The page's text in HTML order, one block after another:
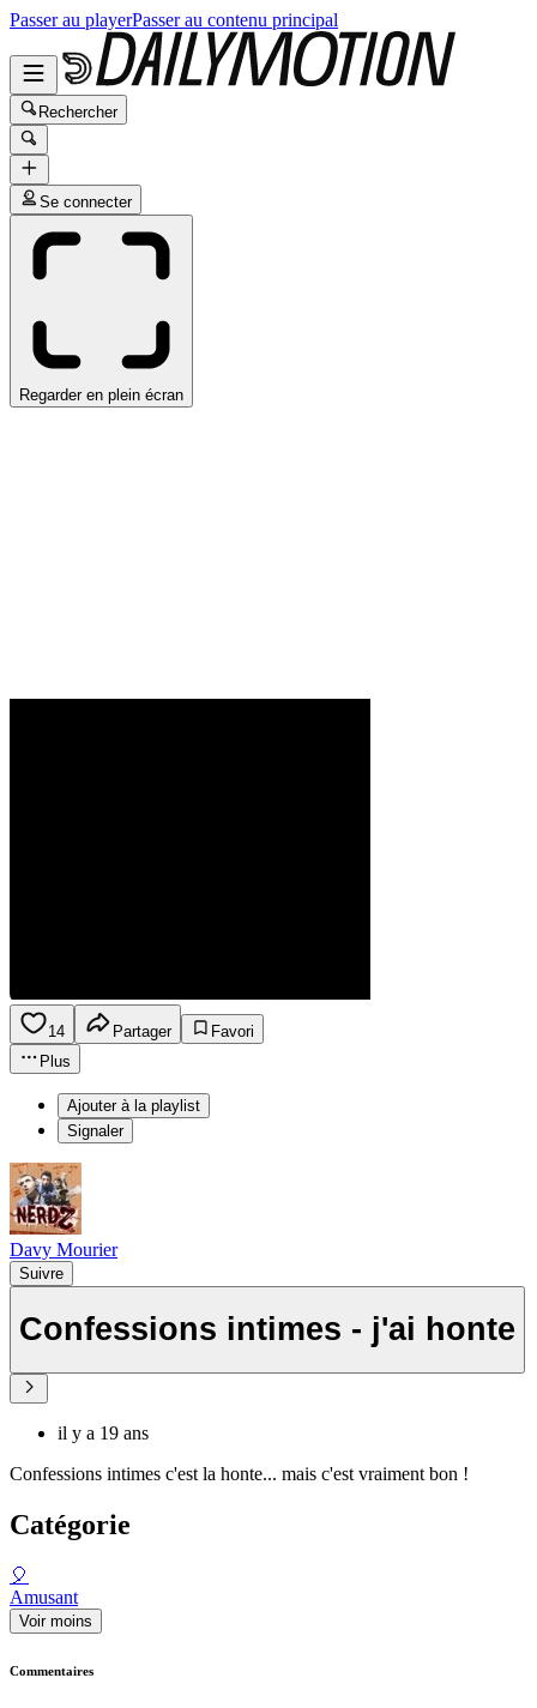
Passer au playerPasser au contenu principal
Rechercher
Se connecter
Regarder en plein écran
14 Partager
Favori
Plus
Ajouter à la playlist
Signaler
Davy Mourier
Suivre
Confessions intimes - j'ai honte
il y a 19 ans
Confessions intimes c'est la honte... mais c'est vraiment bon !
Catégorie
🎈
Amusant
Voir moins
Commentaires